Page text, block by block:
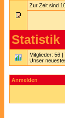
Zur Zeit sind
Statistik
Mitglieder: 56
Unser
Anmelden